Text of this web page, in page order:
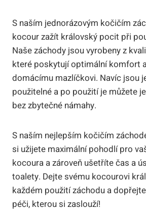
S naším jednorázovým kočičím
kocour zažít královský pocit při
Naše záchody jsou vyrobeny z
které poskytují optimální komfort
domácímu mazlíčkovi. Navíc jsou
použitelné a po použití je můžete
bez zbytečné námahy.
S naším nejlepším kočičím
si užijete maximální pohodlí pro
kocoura a zároveň ušetříte čas a
toalety. Dejte svému kocourovi
každém použití záchodu a
péči, kterou si zaslouží!